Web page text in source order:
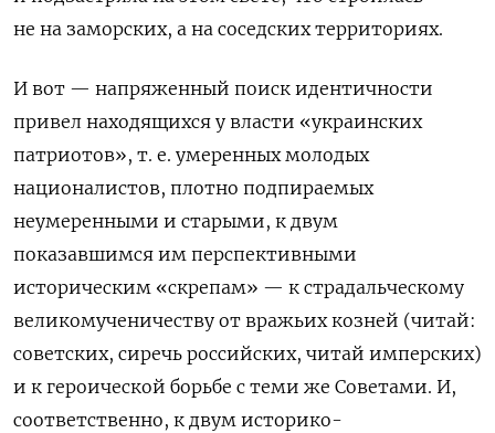
не на заморских, а на соседских территориях.
И вот — напряженный поиск идентичности
привел находящихся у власти «украинских
патриотов», т. е. умеренных молодых
националистов, плотно подпираемых
неумеренными и старыми, к двум
показавшимся им перспективными
историческим «скрепам» — к страдальческому
великомученичеству от вражьих козней (читай:
советских, сиречь российских, читай имперских)
и к героической борьбе с теми же Советами. И,
соответственно, к двум историко-